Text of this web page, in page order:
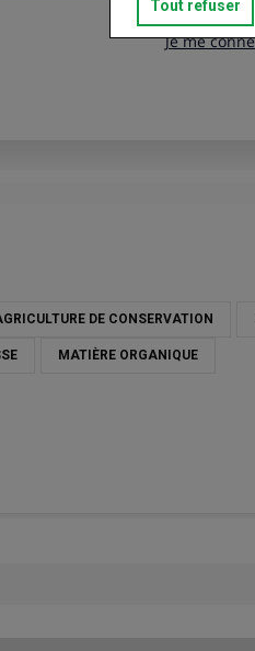
DE CONSERVATION
MATIÈRE ORGANIQUE
Tout refuser